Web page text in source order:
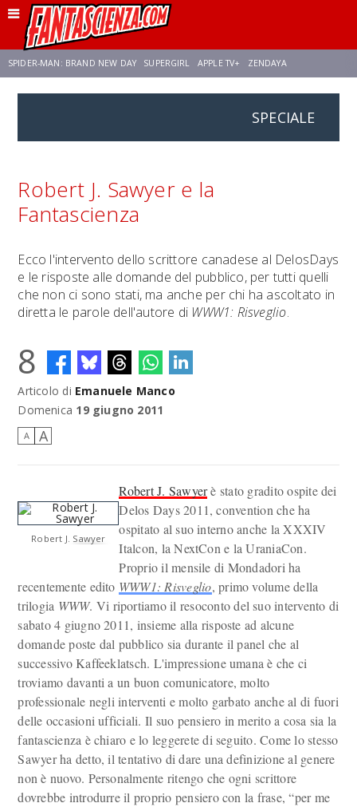
SPIDER-MAN: BRAND NEW DAY SUPERGIRL APPLE TV+ ZENDAYA
STAR TREK NETFLIX
SPECIALE
Robert J. Sawyer e la
Fantascienza
Ecco l'intervento dello scrittore canadese al DelosDays
e le risposte alle domande del pubblico, per tutti quelli
che non ci sono stati, ma anche per chi ha ascoltato in
diretta le parole dell'autore di WWW1: Risveglio.
8
Articolo di Emanuele Manco
Domenica 19 giugno 2011
A A
Robert J. Sawyer
Robert J. Sawyerè stato gradito ospite dei
Delos Days 2011, convention che ha
ospitato al suo interno anche la XXXIV
Italcon, la NextCon e la UraniaCon.
Proprio il mensile di Mondadori ha
recentemente edito WWW1: Risveglio, primo volume della
trilogia WWW. Vi riportiamo il resoconto del suo intervento di
sabato 4 giugno 2011, insieme alla risposte ad alcune
domande poste dal pubblico sia durante il panel che al
successivo Kaffeeklatsch. L'impressione umana è che ci
troviamo davanti a un buon comunicatore, molto
professionale negli interventi e molto garbato anche al di fuori
delle occasioni ufficiali. Il suo pensiero in merito a cosa sia la
fantascienza è chiaro e lo leggerete di seguito. Come lo stesso
Sawyer ha detto, il tentativo di dare una definizione al genere
non è nuovo. Personalmente ritengo che ogni scrittore
dovrebbe introdurre il proprio pensiero con la frase, “per me